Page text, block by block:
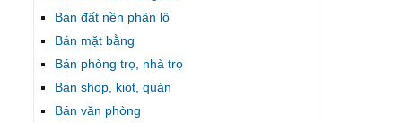
Bán đất nền phân lô
Bán mặt bằng
Bán phòng trọ, nhà trọ
Bán shop, kiot, quán
Bán văn phòng